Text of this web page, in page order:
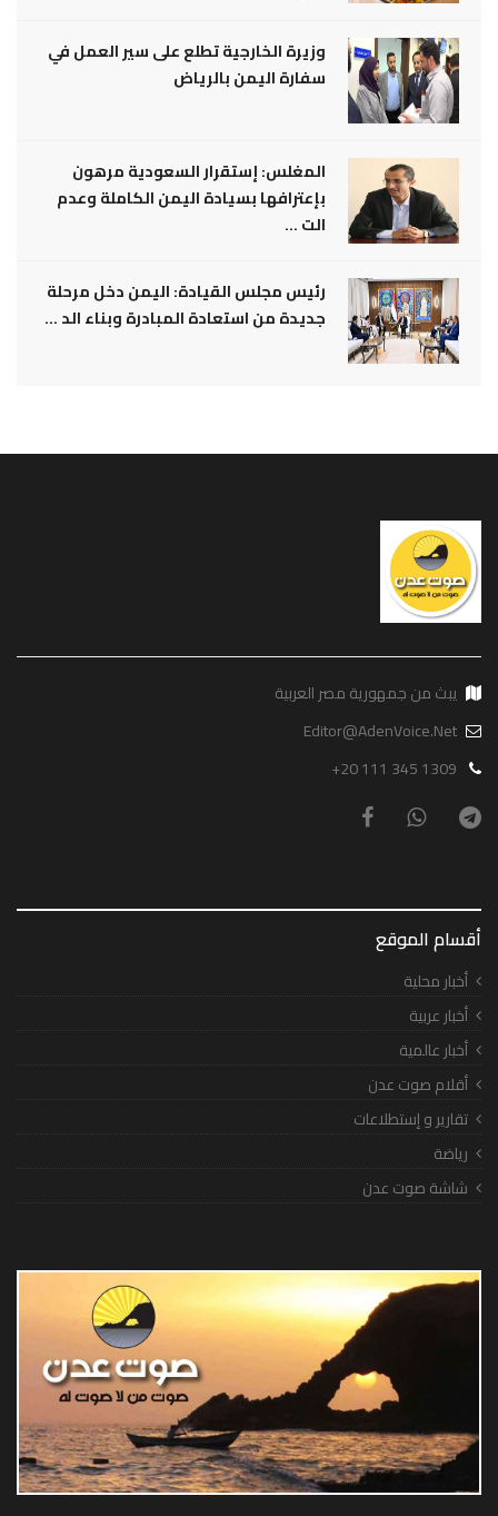
وزيرة الخارجية تطلع على سير العمل في
سفارة اليمن بالرياض
المغلس: إستقرار السعودية مرهون
بإعترافها بسيادة اليمن الكاملة وعدم
الت ...
رئيس مجلس القيادة: اليمن دخل مرحلة
جديدة من استعادة المبادرة وبناء الد ...
يبث من جمهورية مصر العربية
Editor@AdenVoice.Net
+20 111 345 1309
أقسام الموقع
أخبار محلية
أخبار عربية
أخبار عالمية
أقلام صوت عدن
تقارير و إستطلاعات
رياضة
شاشة صوت عدن